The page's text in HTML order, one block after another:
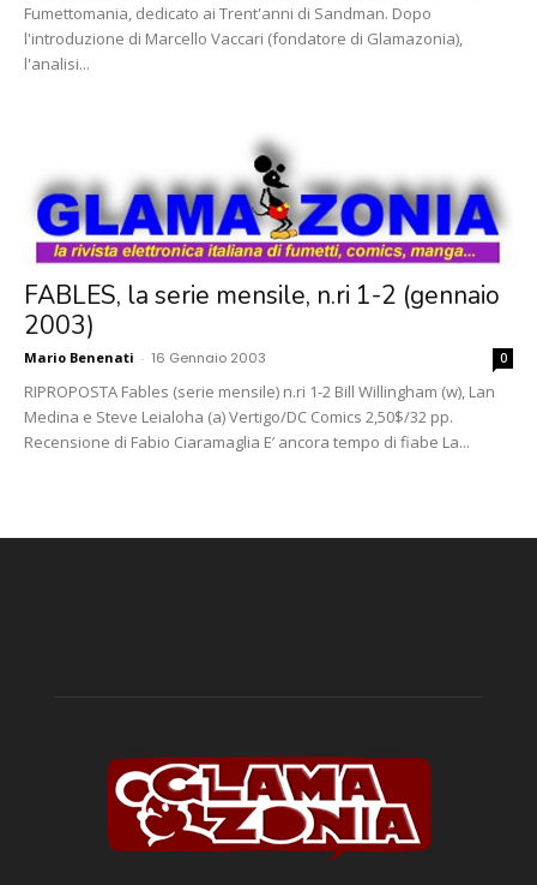
Fumettomania, dedicato ai Trent'anni di Sandman. Dopo
l'introduzione di Marcello Vaccari (fondatore di Glamazonia),
l'analisi...
FABLES, la serie mensile, n.ri 1-2 (gennaio
2003)
Mario Benenati - 16 Gennaio 2003 0
RIPROPOSTA Fables (serie mensile) n.ri 1-2 Bill Willingham (w), Lan
Medina e Steve Leialoha (a) Vertigo/DC Comics 2,50$/32 pp.
Recensione di Fabio Ciaramaglia E’ ancora tempo di fiabe La...